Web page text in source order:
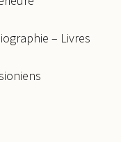
– Livres